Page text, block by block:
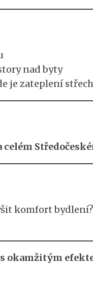
nad byty
je zateplení
celém
komfort
okamžitým